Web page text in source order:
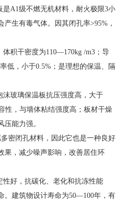
是A1级不燃无机材料，耐火极限3小
生有毒气体。因其闭孔率>95%，
积干密度为110—170kg /m3；导
低，小于0.5%；是理想的保温、隔
玻璃保温板抗压强度高，大于
性，与墙体粘结强度高；板材干燥
能力强。
密闭孔材料，因此它也是一种良好
果，减少噪声影响，改善居住环
好，抗碳化、老化和抗冻性能
。建筑物设计寿命为50—100年，有